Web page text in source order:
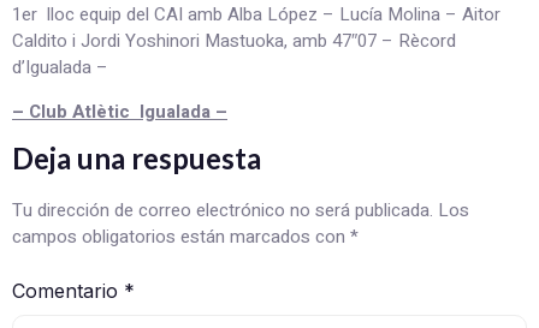
1er lloc equip del CAI amb Alba López – Lucía Molina – Aitor
Caldito i Jordi Yoshinori Mastuoka, amb 47″07 – Rècord
d’Igualada –
– Club Atlètic Igualada –
Deja una respuesta
Tu dirección de correo electrónico no será publicada. Los
campos obligatorios están marcados con *
Comentario *